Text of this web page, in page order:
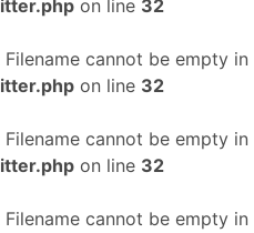
on line 32
cannot be empty in
on line 32
cannot be empty in
on line 32
cannot be empty in